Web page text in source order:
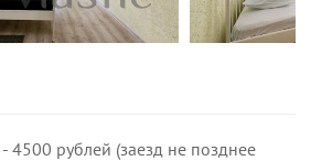
4500 рублей (заезд не позднее